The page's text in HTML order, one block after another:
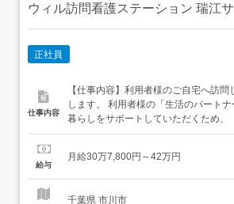
ウィル訪問看護ステーション 瑞江
正社員
仕事内容
【仕事内容】利用者様のご自宅へ訪
します。 利用者様の「生活のパート
暮らしをサポートしていただくため、
やり』をもつあなただからこそできる
『誰かの役に立ちたい』想いを叶えま
給与
月給30万7,800円～42万円
千葉県 市川市